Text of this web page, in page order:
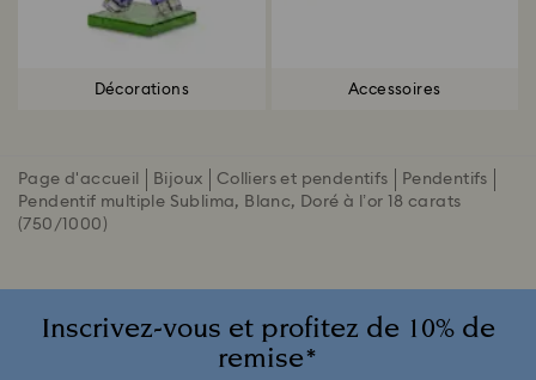
Décorations Accessoires
Page d'accueil Bijoux Colliers et pendentifs
Pendentifs
Pendentif multiple Sublima, Blanc, Doré à l’or 18 carats
(750/1000)
Inscrivez-vous et profitez de 10% de
remise*